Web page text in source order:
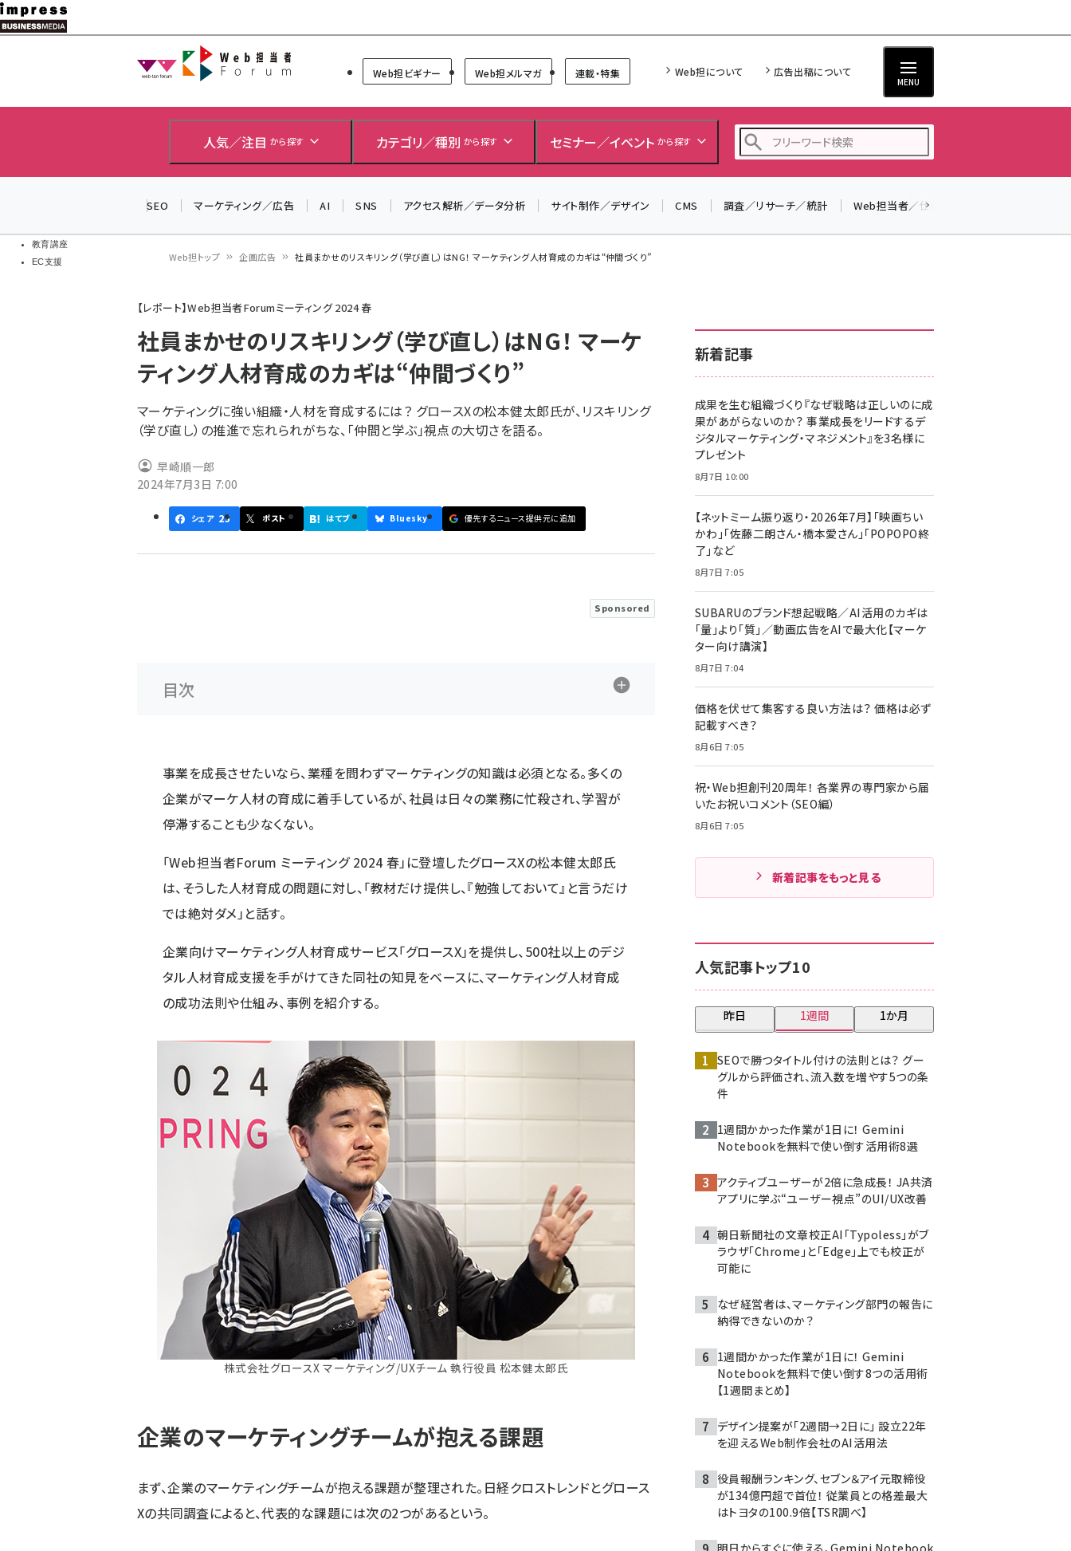
メ
イ
教育講座
EC支援
Web担当者Forum
Web担ビギナー Web担メルマガ 連載・特集 Web担について 広告出稿について
MENU
人気／注目 から探す カテゴリ／種別 から探す セミナー／イベント から探す
z世代 (1629)
meo (1281)
llmo (1167)
SEO マーケティング／広告 AI SNS アクセス解析／データ分析 サイト制作／デザイン CMS 調査／リサーチ／統計 Web担当者／仕事
ン
く
ず
Web担トップ 企画広告 社員まかせのリスキリング（学び直し）はNG！ マーケティング人材育成のカギは“仲間づくり”
【レポート】Web担当者Forumミーティング 2024 春
社員まかせのリスキリング（学び直し）はNG！ マーケ
ティング人材育成のカギは“仲間づくり”
マーケティングに強い組織・人材を育成するには？ グロースXの松本健太郎氏が、リスキリング
（学び直し）の推進で忘れられがちな、「仲間と学ぶ」視点の大切さを語る。
早崎順一郎
2024年7月3日 7:00
シェア 25 ポスト はてブ Bluesky 優先するニュース提供元に追加
Sponsored
目次
事業を成長させたいなら、業種を問わずマーケティングの知識は必須となる。多くの
企業がマーケ人材の育成に着手しているが、社員は日々の業務に忙殺され、学習が
停滞することも少なくない。
「Web担当者Forum ミーティング 2024 春」に登壇したグロースXの松本健太郎氏
は、そうした人材育成の問題に対し、「教材だけ提供し、『勉強しておいて』と言うだけ
では絶対ダメ」と話す。
企業向けマーケティング人材育成サービス「グロースX」を提供し、500社以上のデジ
タル人材育成支援を手がけてきた同社の知見をベースに、マーケティング人材育成
の成功法則や仕組み、事例を紹介する。
株式会社グロースX マーケティング/UXチーム 執行役員 松本健太郎氏
企業のマーケティングチームが抱える課題
まず、企業のマーケティングチームが抱える課題が整理された。日経クロストレンドとグロース
Xの共同調査によると、代表的な課題には次の2つがあるという。
新着記事
成果を生む組織づくり『なぜ戦略は正しいのに成
果があがらないのか？ 事業成長をリードするデ
ジタルマーケティング・マネジメント』を3名様に
プレゼント
8月7日 10:00
【ネットミーム振り返り・2026年7月】「映画ちい
かわ」「佐藤二朗さん・橋本愛さん」「POPOPO終
了」など
8月7日 7:05
SUBARUのブランド想起戦略／AI活用のカギは
「量」より「質」／動画広告をAIで最大化【マーケ
ター向け講演】
8月7日 7:04
価格を伏せて集客する良い方法は？ 価格は必ず
記載すべき？
8月6日 7:05
祝・Web担創刊20周年！ 各業界の専門家から届
いたお祝いコメント（SEO編）
8月6日 7:05
新着記事をもっと見る
人気記事トップ10
昨日 1週間 1か月
SEOで勝つタイトル付けの法則とは？ グー
グルから評価され、流入数を増やす5つの条
件
1週間かかった作業が1日に！ Gemini
Notebookを無料で使い倒す活用術8選
アクティブユーザーが2倍に急成長！ JA共済
アプリに学ぶ“ユーザー視点”のUI/UX改善
朝日新聞社の文章校正AI「Typoless」がブ
ラウザ「Chrome」と「Edge」上でも校正が
可能に
なぜ経営者は、マーケティング部門の報告に
納得できないのか？
1週間かかった作業が1日に！ Gemini
Notebookを無料で使い倒す8つの活用術
【1週間まとめ】
デザイン提案が「2週間→2日に」 設立22年
を迎えるWeb制作会社のAI活用法
役員報酬ランキング、セブン＆アイ元取締役
が134億円超で首位！ 従業員との格差最大
はトヨタの100.9倍【TSR調べ】
明日からすぐに使える、Gemini Notebook
＼ 8月27日開催、申し込み受付中！ ／
生成AIをマーケティング等に活用するための考え方を学べ
るセミナーイベント「生成AI × マーケティング フォーラム
2026」開催！
▼申し込みはこちらから▼